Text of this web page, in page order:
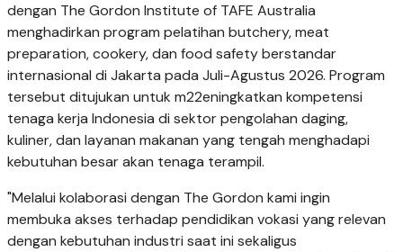
dengan The Gordon Institute of TAFE Australia
menghadirkan program pelatihan butchery, meat
preparation, cookery, dan food safety berstandar
internasional di Jakarta pada Juli-Agustus 2026. Program
tersebut ditujukan untuk m22eningkatkan kompetensi
tenaga kerja Indonesia di sektor pengolahan daging,
kuliner, dan layanan makanan yang tengah menghadapi
kebutuhan besar akan tenaga terampil.
"Melalui kolaborasi dengan The Gordon kami ingin
membuka akses terhadap pendidikan vokasi yang relevan
dengan kebutuhan industri saat ini sekaligus